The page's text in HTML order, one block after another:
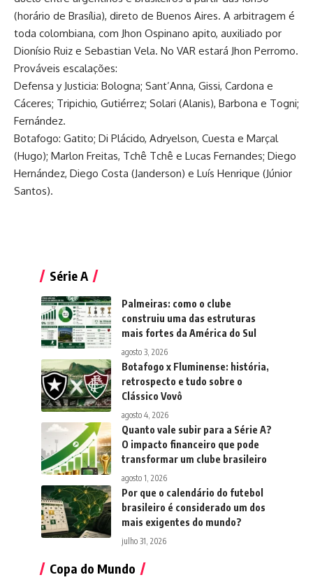
(horário de Brasília), direto de Buenos Aires. A arbitragem é
toda colombiana, com Jhon Ospinano apito, auxiliado por
Dionísio Ruiz e Sebastian Vela. No VAR estará Jhon Perromo.
Prováveis escalações:
Defensa y Justicia: Bologna; Sant’Anna, Gissi, Cardona e
Cáceres; Tripichio, Gutiérrez; Solari (Alanis), Barbona e Togni;
Fernández.
Botafogo: Gatito; Di Plácido, Adryelson, Cuesta e Marçal
(Hugo); Marlon Freitas, Tchê Tchê e Lucas Fernandes; Diego
Hernández, Diego Costa (Janderson) e Luís Henrique (Júnior
Santos).
Série A
Palmeiras: como o clube
construiu uma das estruturas
mais fortes da América do Sul
agosto 3, 2026
Botafogo x Fluminense: história,
retrospecto e tudo sobre o
Clássico Vovô
agosto 4, 2026
Quanto vale subir para a Série A?
O impacto financeiro que pode
transformar um clube brasileiro
agosto 1, 2026
Por que o calendário do futebol
brasileiro é considerado um dos
mais exigentes do mundo?
julho 31, 2026
Copa do Mundo